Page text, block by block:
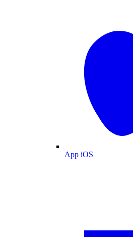
App iOS